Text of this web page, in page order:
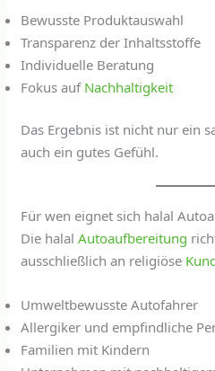
Bewusste Produktauswahl
Transparenz der Inhaltsstoffe
Individuelle Beratung
Fokus auf Nachhaltigkeit
Das Ergebnis ist nicht nur ein
auch ein gutes Gefühl.
Für wen eignet sich halal
Die halalAutoaufbereitung
ausschließlich an religiöse
Umweltbewusste Autofahrer
Allergiker und empfindliche
Familien mit Kindern